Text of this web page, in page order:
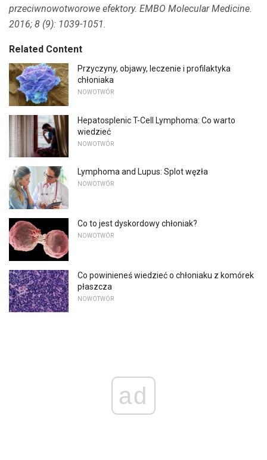
przeciwnowotworowe efektory. EMBO Molecular Medicine.
2016; 8 (9): 1039-1051.
Related Content
Przyczyny, objawy, leczenie i profilaktyka
chłoniaka
NOWOTWÓR
Hepatosplenic T-Cell Lymphoma: Co warto
wiedzieć
NOWOTWÓR
Lymphoma and Lupus: Splot węzła
NOWOTWÓR
Co to jest dyskordowy chłoniak?
NOWOTWÓR
Co powinieneś wiedzieć o chłoniaku z komórek
płaszcza
NOWOTWÓR
ad